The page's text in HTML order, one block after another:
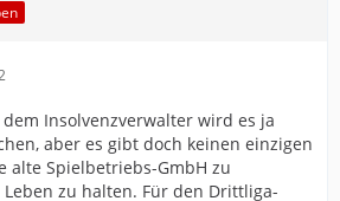
Insolvenzverwalter wird es ja
aber es gibt doch keinen einzigen
alte Spielbetriebs-GmbH zu
zu halten. Für den Drittliga-